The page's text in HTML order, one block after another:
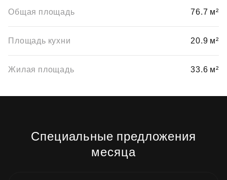
Общая площадь 76.7 м²
Площадь кухни 20.9 м²
Жилая площадь 33.6 м²
Специальные предложения
месяца